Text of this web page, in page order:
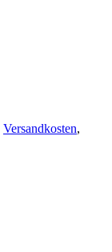
Versandkosten,